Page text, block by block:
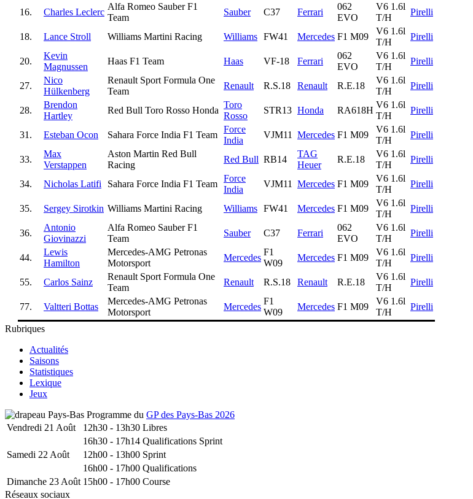
16. Charles Leclerc
Alfa Romeo Sauber F1
Team
Sauber C37 Ferrari
062
EVO
V6 1.6l
T/H
Pirelli
18. Lance Stroll Williams Martini Racing Williams FW41 Mercedes F1 M09
V6 1.6l
T/H
Pirelli
20.
Kevin
Magnussen
Haas F1 Team Haas VF-18 Ferrari
062
EVO
V6 1.6l
T/H
Pirelli
27.
Nico
Hülkenberg
Renault Sport Formula One
Team
Renault R.S.18 Renault R.E.18
V6 1.6l
T/H
Pirelli
28.
Brendon
Hartley
Red Bull Toro Rosso Honda
Toro
Rosso
STR13 Honda RA618H
V6 1.6l
T/H
Pirelli
31. Esteban Ocon Sahara Force India F1 Team
Force
India
VJM11 Mercedes F1 M09
V6 1.6l
T/H
Pirelli
33.
Max
Verstappen
Aston Martin Red Bull
Racing
Red Bull RB14
TAG
Heuer
R.E.18
V6 1.6l
T/H
Pirelli
34. Nicholas Latifi Sahara Force India F1 Team
Force
India
VJM11 Mercedes F1 M09
V6 1.6l
T/H
Pirelli
35. Sergey Sirotkin Williams Martini Racing Williams FW41 Mercedes F1 M09
V6 1.6l
T/H
Pirelli
36.
Antonio
Giovinazzi
Alfa Romeo Sauber F1
Team
Sauber C37 Ferrari
062
EVO
V6 1.6l
T/H
Pirelli
44.
Lewis
Hamilton
Mercedes-AMG Petronas
Motorsport
Mercedes
F1
W09
Mercedes F1 M09
V6 1.6l
T/H
Pirelli
55. Carlos Sainz
Renault Sport Formula One
Team
Renault R.S.18 Renault R.E.18
V6 1.6l
T/H
Pirelli
77. Valtteri Bottas
Mercedes-AMG Petronas
Motorsport
Mercedes
F1
W09
Mercedes F1 M09
V6 1.6l
T/H
Pirelli
Rubriques
Actualités
Saisons
Statistiques
Lexique
Jeux
Programme du GP des Pays-Bas 2026
Vendredi 21 Août
12h30 - 13h30 Libres
16h30 - 17h14 Qualifications Sprint
Samedi 22 Août
12h00 - 13h00 Sprint
16h00 - 17h00 Qualifications
Dimanche 23 Août 15h00 - 17h00 Course
Réseaux sociaux